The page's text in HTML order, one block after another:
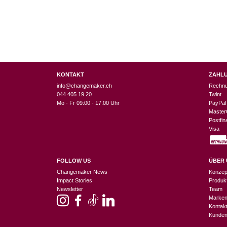
KONTAKT
info@changemaker.ch
044 405 19 20
Mo - Fr 09:00 - 17:00 Uhr
FOLLOW US
Changemaker News
Impact Stories
Newsletter
Twint
PayPal
Visa
ÜBER
Team
Marken
Kontakt